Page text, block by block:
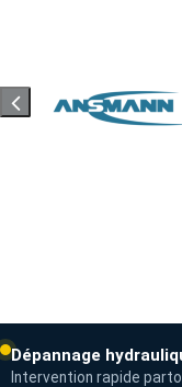
Dépannage
Intervention rapide